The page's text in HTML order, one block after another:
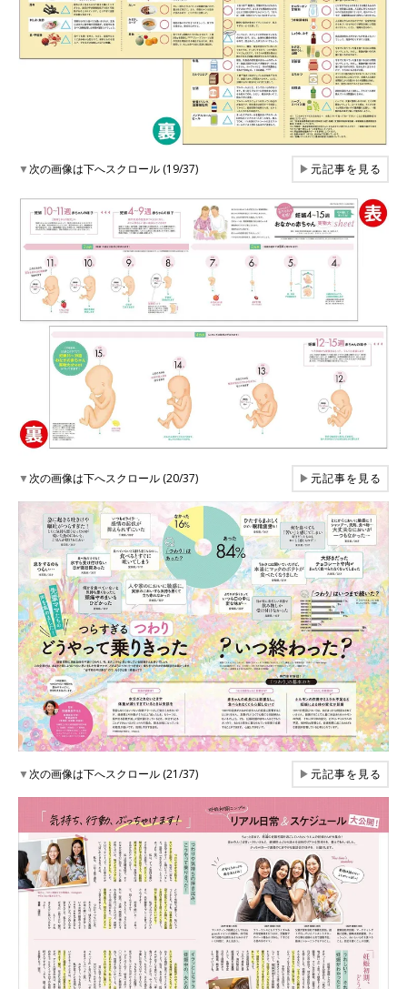
▼次の画像は下へスクロール (19/37) ▶元記事を見る
▼次の画像は下へスクロール (20/37) ▶元記事を見る
▼次の画像は下へスクロール (21/37) ▶元記事を見る